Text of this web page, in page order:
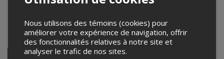
Coop Paradis (salle bleue)
Partagez cet événement
Twitter
Nous utilisons des témoins (cookies) pour
améliorer votre expérience de navigation, offrir
des fonctionnalités relatives à notre site et
analyser le trafic de nos sites.